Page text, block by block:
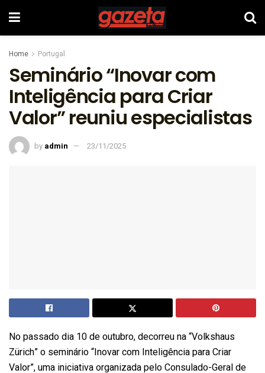
Home Portugal
Seminário “Inovar com
Inteligência para Criar
Valor” reuniu especialistas
by admin 23/11/2025
No passado dia 10 de outubro, decorreu na “Volkshaus
Zürich” o seminário “Inovar com Inteligência para Criar
Valor”, uma iniciativa organizada pelo Consulado-Geral de